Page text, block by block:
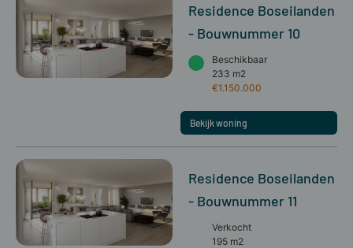
Residence Boseilanden
- Bouwnummer 10
Beschikbaar
233 m2
€1.150.000
Bekijk woning
Residence Boseilanden
- Bouwnummer 11
Verkocht
195 m2